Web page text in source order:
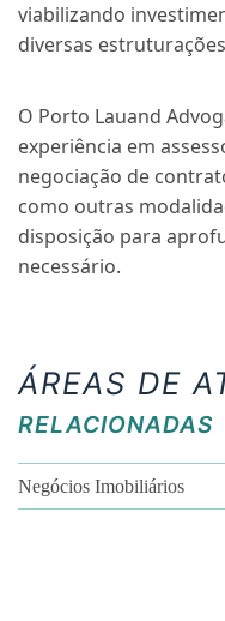
viabilizando
diversas
O Porto Lauand
experiência em
negociação de
como outras
disposição para
necessário.
ÁREAS DE
RELACIONADAS
Negócios Imobiliários